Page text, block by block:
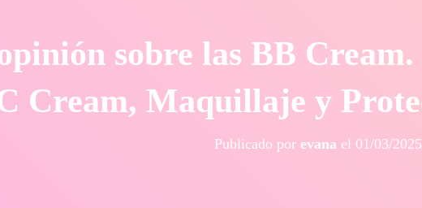
sobre las BB
Cream, Maquillaje y
Publicado por evana el 01/03/2025